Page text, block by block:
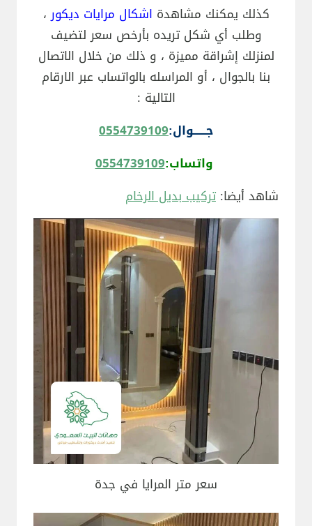
كذلك يمكنك مشاهدة اشكال مرايات ديكور،
وطلب أي شكل تريده بأرخص سعر لتضيف
لمنزلك إشراقة مميزة ، و ذلك من خلال الاتصال
بنا بالجوال ، أو المراسله بالواتساب عبر الارقام
التالية :
جــــــوال:0554739109
واتساب:0554739109
شاهد أيضا: تركيب بديل الرخام
سعر متر المرايا في جدة